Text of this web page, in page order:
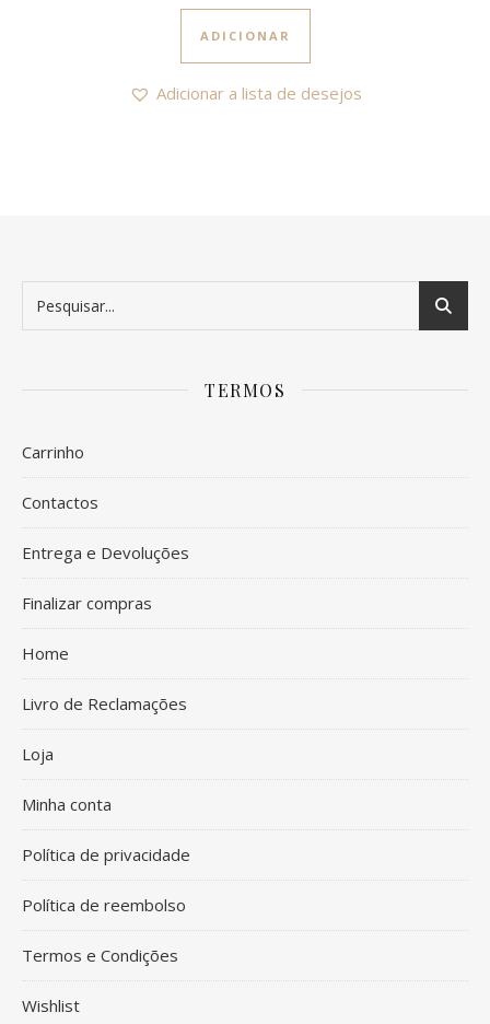
ADICIONAR
Adicionar a lista de desejos
TERMOS
Carrinho
Contactos
Entrega e Devoluções
Finalizar compras
Home
Livro de Reclamações
Loja
Minha conta
Política de privacidade
Política de reembolso
Termos e Condições
Wishlist